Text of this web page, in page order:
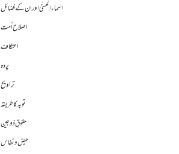
اسماءالحسنٰی اور ان کے فضائل
اصلاح اُمت
اعتکاف
پردہ
تراویح
توبہ کا طریقہ
حقوقِ ذوجین
حیض و نفاس